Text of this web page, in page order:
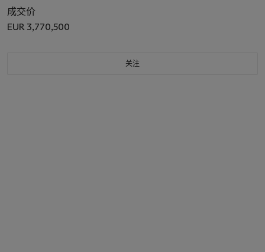
成交价
EUR 3,770,500
关注